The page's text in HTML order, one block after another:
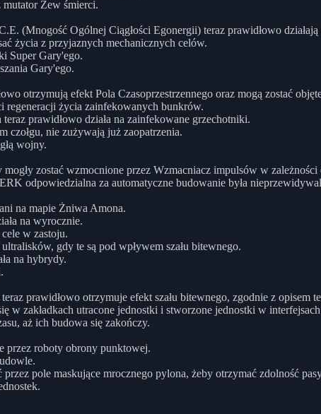
Zew śmierci.
(Mnogość Ogólnej Ciągłości Egonergii) teraz prawidłowo działają
życia z przyjaznych mechanicznych celów.
Super Gary'ego.
Gary'ego.
otrzymują efekt Pola Czasoprzestrzennego oraz mogą zostać
regeneracji życia zainfekowanych bunkrów.
prawidłowo działa na zainfekowane grzechotniki.
nie zużywają już zaopatrzenia.
wojny.
zostać wzmocnione przez Wzmacniacz impulsów w
odpowiedzialna za automatyczne budowanie była
na mapie Żniwa Amona.
na wyrocznie.
w zastoju.
gdy te są pod wpływem szału bitewnego.
na hybrydy.
prawidłowo otrzymuje efekt szału bitewnego, zgodnie z opisem
w zakładkach utracone jednostki i stworzone jednostki w
aż ich budowa się zakończy.
przez roboty obrony punktowej.
pole maskujące mrocznego pylona, żeby otrzymać zdolność